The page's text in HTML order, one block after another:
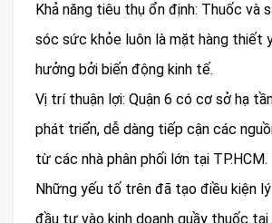
Khả năng tiêu thụ ổn định: Thuốc và
sóc sức khỏe luôn là mặt hàng thiết
hưởng bởi biến động kinh tế.
Vị trí thuận lợi: Quận 6 có cơ sở hạ
phát triển, dễ dàng tiếp cận các
từ các nhà phân phối lớn tại TP.HCM.
Những yếu tố trên đã tạo điều kiện
đầu tư vào kinh doanh quầy thuốc tại